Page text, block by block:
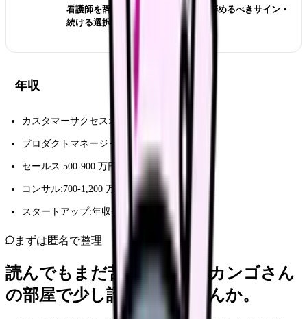
看護師を辞めたい時の完全ガイド｜辞めるべきサイン・
続ける選択・転職準備
年収
カスタマーサクセス:500-700 万円
プロダクトマネージャー:700-1,000 万円
セールス:500-900 万円
コンサル:700-1,200 万円
スタートアップ:年収+ストックオプション
まずは匿名で整理
読んでもまだ苦しいなら、カンゴさん
の部屋で少し話してみませんか。